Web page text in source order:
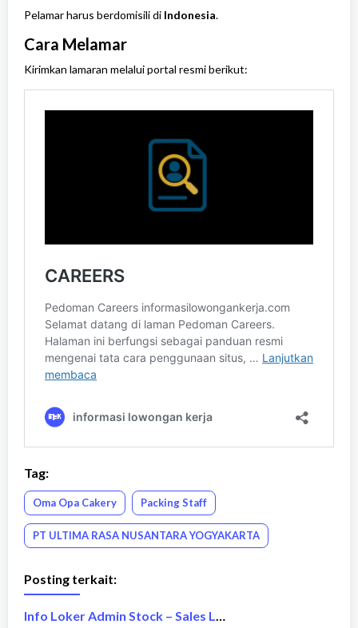
Pelamar harus berdomisili di Indonesia.
Cara Melamar
Kirimkan lamaran melalui portal resmi berikut:
Tag:
Oma Opa Cakery Packing Staff
PT ULTIMA RASA NUSANTARA YOGYAKARTA
Posting terkait:
Info Loker Admin Stock – Sales Laptop